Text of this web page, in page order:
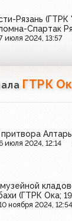
Рязань
Спартак
июля 2024, 13:57
ГТРК
июля 2024, 12:14
(ГТРК Ока;
ноября 2024, 12:54